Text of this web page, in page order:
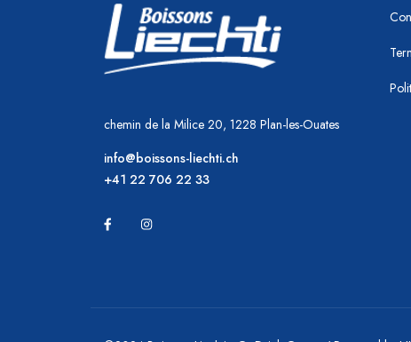
chemin de la Milice 20, 1228 Plan-les-Ouates
info@boissons-liechti.ch
+41 22 706 22 33